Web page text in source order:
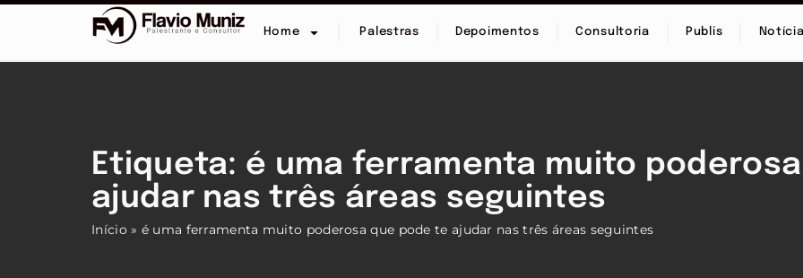
Home Palestras Depoimentos Consultoria Publis
Etiqueta: é uma ferramenta muito
ajudar nas três áreas seguintes
Início » é uma ferramenta muito poderosa que pode te ajudar nas três áreas seguintes